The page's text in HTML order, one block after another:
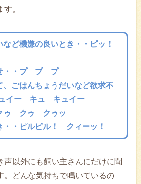
。
ど機嫌の良いとき・・ピッ！
・・プ プ プ
、ごはんちょうだいなど欲求不
ュイー キュ キュイー
ゥ クゥ クゥッ
・・ピルピル！ クィーッ！
声以外にも飼い主さんにだけに聞
。どんな気持ちで鳴いているの